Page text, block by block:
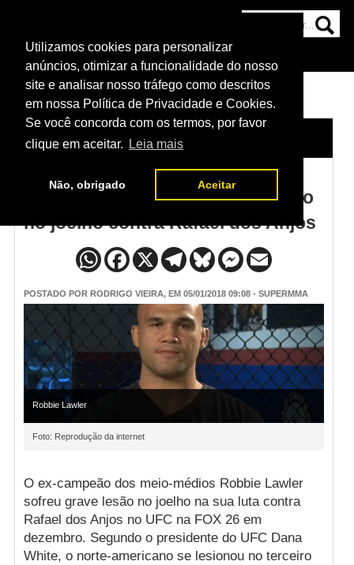
Utilizamos cookies para personalizar
anúncios, otimizar a funcionalidade do nosso
site e analisar nosso tráfego como descritos
em nossa Política de Privacidade e Cookies.
Se você concorda com os termos, por favor
clique em aceitar.
Leia mais
Não, obrigado Aceitar
NOTÍCIAS
HOME NOTÍCIAS
Robbie Lawler sofreu grave lesão
no joelho contra Rafael dos Anjos
POSTADO POR RODRIGO VIEIRA, EM 05/01/2018 09:08 - SUPERMMA
Robbie Lawler
Foto: Reprodução da internet
O ex-campeão dos meio-médios Robbie Lawler
sofreu grave lesão no joelho na sua luta contra
Rafael dos Anjos no UFC na FOX 26 em
dezembro. Segundo o presidente do UFC Dana
White, o norte-americano se lesionou no terceiro